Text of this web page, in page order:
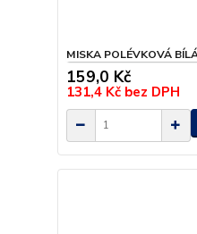
MISKA POLÉVKOVÁ
159,0 Kč
131,4 Kč bez DPH